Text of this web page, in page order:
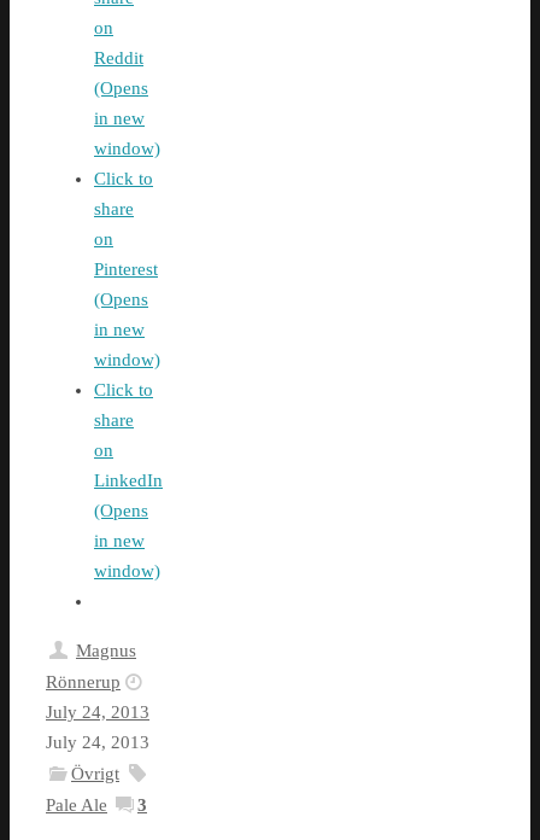
on
Reddit
(Opens
in new
window)
Click to
share
on
Pinterest
(Opens
in new
window)
Click to
share
on
LinkedIn
(Opens
in new
window)
Magnus
Rönnerup
July 24, 2013
July 24, 2013
Övrigt
Pale Ale
3